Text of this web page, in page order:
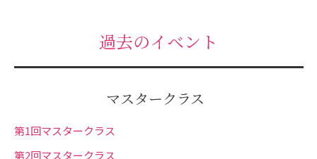
過去のイベント
マスタークラス
第1回マスタークラス
第2回マスタークラス